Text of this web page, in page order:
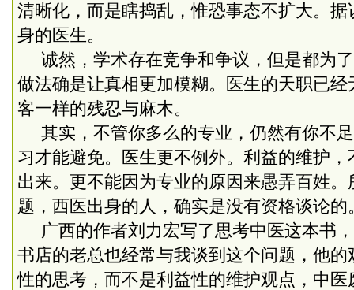
清晰化，而是瞎捣乱，惟恐事态不扩大。
身的医生。
诚然，学术存在竞争和争议，但是都为
做法确是让真相更加模糊。医生的天职已
客一样的残忍与麻木。
其实，不管你多么的专业，仍然有你不
习才能避免。医生更不例外。利益的维护
出来。更不能因为专业的原因来愚弄百姓
题，西医出身的人，确实是没有资格谈论的
广西的作者刘力宏写了思考中医这本书
书店的老总也经常与我谈到这个问题，他
性的思考，而不是利益性的维护观点，中